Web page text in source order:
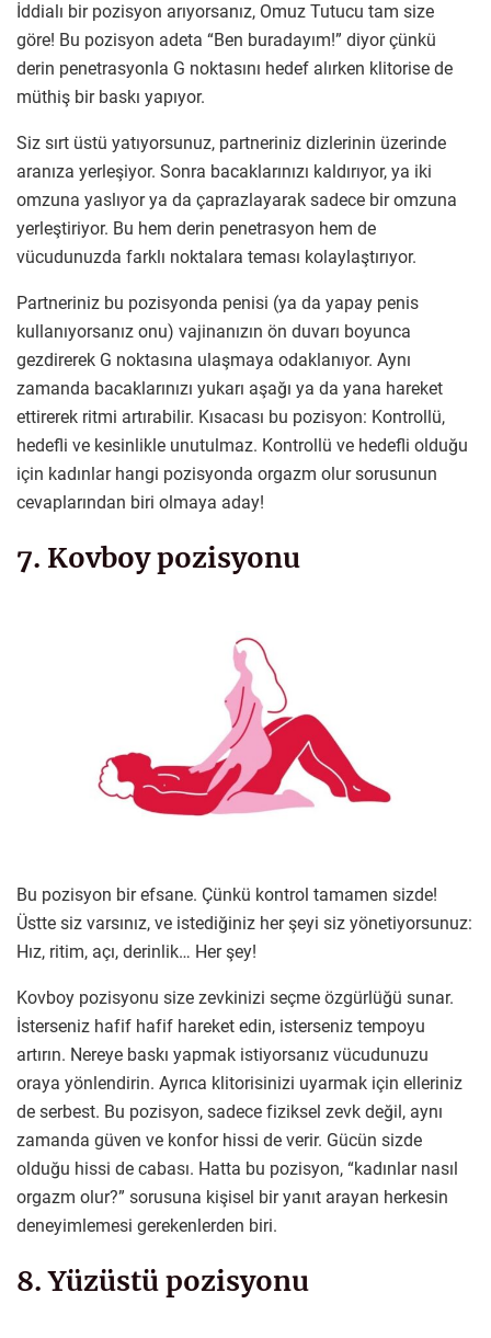
İddialı bir pozisyon arıyorsanız, Omuz Tutucu tam size
göre! Bu pozisyon adeta “Ben buradayım!” diyor çünkü
derin penetrasyonla G noktasını hedef alırken klitorise de
müthiş bir baskı yapıyor.
Siz sırt üstü yatıyorsunuz, partneriniz dizlerinin üzerinde
aranıza yerleşiyor. Sonra bacaklarınızı kaldırıyor, ya iki
omzuna yaslıyor ya da çaprazlayarak sadece bir omzuna
yerleştiriyor. Bu hem derin penetrasyon hem de
vücudunuzda farklı noktalara teması kolaylaştırıyor.
Partneriniz bu pozisyonda penisi (ya da yapay penis
kullanıyorsanız onu) vajinanızın ön duvarı boyunca
gezdirerek G noktasına ulaşmaya odaklanıyor. Aynı
zamanda bacaklarınızı yukarı aşağı ya da yana hareket
ettirerek ritmi artırabilir. Kısacası bu pozisyon: Kontrollü,
hedefli ve kesinlikle unutulmaz. Kontrollü ve hedefli olduğu
için kadınlar hangi pozisyonda orgazm olur sorusunun
cevaplarından biri olmaya aday!
7. Kovboy pozisyonu
Bu pozisyon bir efsane. Çünkü kontrol tamamen sizde!
Üstte siz varsınız, ve istediğiniz her şeyi siz yönetiyorsunuz:
Hız, ritim, açı, derinlik… Her şey!
Kovboy pozisyonu size zevkinizi seçme özgürlüğü sunar.
İsterseniz hafif hafif hareket edin, isterseniz tempoyu
artırın. Nereye baskı yapmak istiyorsanız vücudunuzu
oraya yönlendirin. Ayrıca klitorisinizi uyarmak için elleriniz
de serbest. Bu pozisyon, sadece fiziksel zevk değil, aynı
zamanda güven ve konfor hissi de verir. Gücün sizde
olduğu hissi de cabası. Hatta bu pozisyon, “kadınlar nasıl
orgazm olur?” sorusuna kişisel bir yanıt arayan herkesin
deneyimlemesi gerekenlerden biri.
8. Yüzüstü pozisyonu